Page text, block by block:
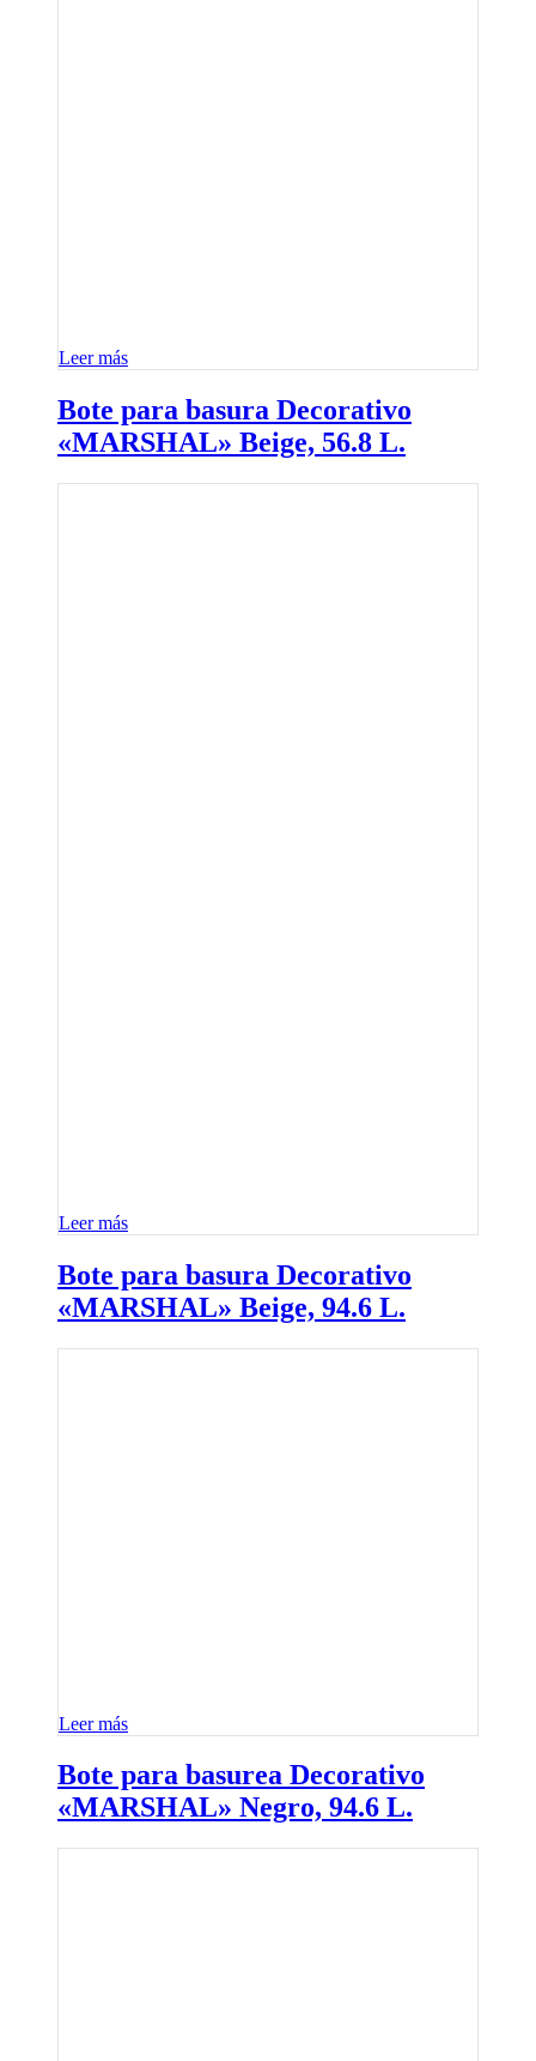
Leer más
Bote para basura Decorativo
«MARSHAL» Beige, 56.8 L.
Leer más
Bote para basura Decorativo
«MARSHAL» Beige, 94.6 L.
Leer más
Bote para basurea Decorativo
«MARSHAL» Negro, 94.6 L.